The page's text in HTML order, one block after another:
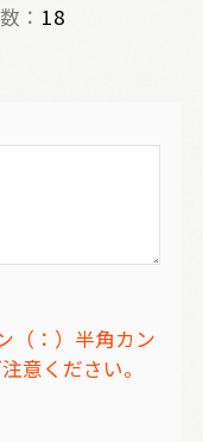
： 18
（：）半角カン
意ください。